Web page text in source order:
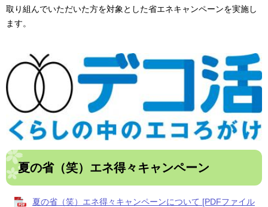
取り組んでいただいた方を対象とした省エネキャンペーンを実施し
ます。
夏の省（笑）エネ得々キャンペーン
夏の省（笑）エネ得々キャンペーンについて [PDFファイル